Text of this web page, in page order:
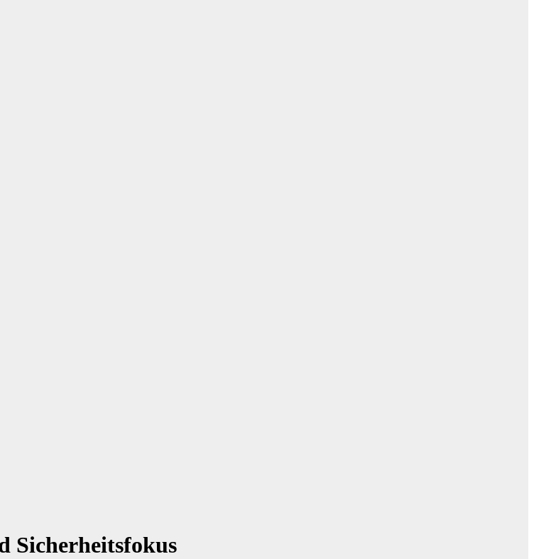
Sicherheitsfokus